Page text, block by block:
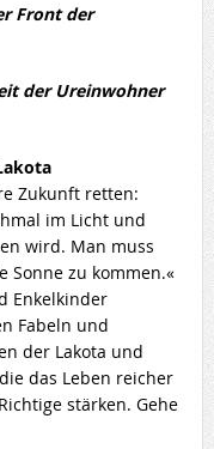
Front der
der Ureinwohner
Zukunft retten:
im Licht und
wird. Man muss
Sonne zu kommen.«
Enkelkinder
Fabeln und
der Lakota und
das Leben reicher
stärken. Gehe